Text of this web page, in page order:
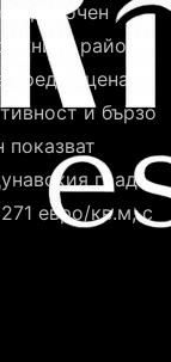
райони.
цена от
и бързо
град
евро/кв.м, с